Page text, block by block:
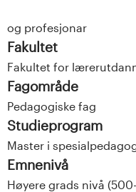
og profesjonar
Fakultet
Fakultet for
Fagområde
Pedagogiske fag
Studieprogram
Master i
Emnenivå
Høyere grads nivå